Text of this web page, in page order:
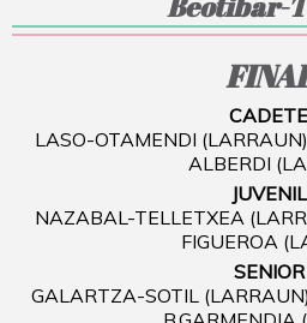
CADETE
LASO-OTAMENDI (LARRAUN)
ALBERDI
JUVENIL
NAZABAL-TELLETXEA
FIGUEROA
SENIOR
GALARTZA-SOTIL (LARRAUN)